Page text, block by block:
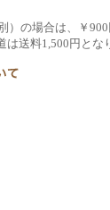
）の場合は、￥900
は送料1,500円とな